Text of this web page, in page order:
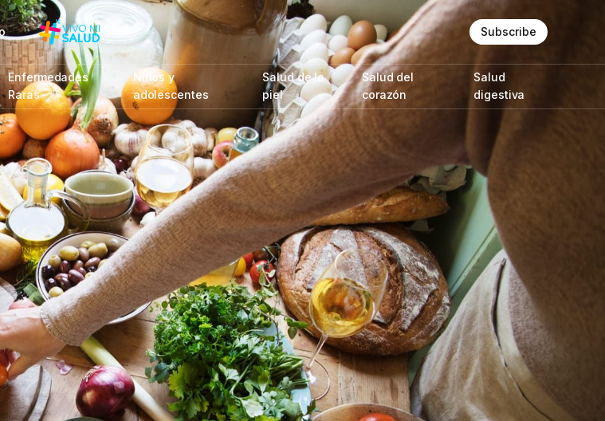
Enfermedades
Raras
Niños y
adolescentes
Salud de la
piel
Salud del
corazón
Salud
digestiva
Subscribe